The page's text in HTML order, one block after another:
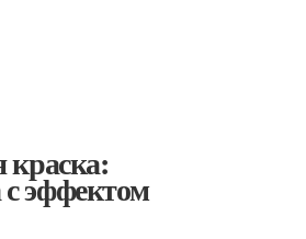
краска:
эффектом